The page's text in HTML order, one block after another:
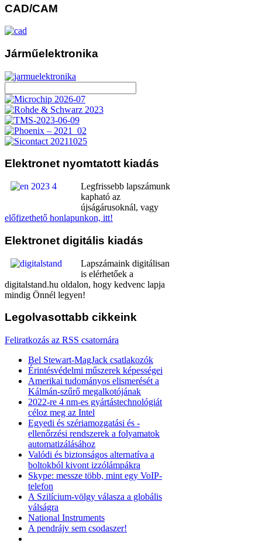
CAD/CAM
Járműelektronika
Elektronet nyomtatott kiadás
Legfrissebb lapszámunk
kapható az
újságárusoknál, vagy
előfizethető honlapunkon, itt!
Elektronet digitális kiadás
Lapszámaink digitálisan
is elérhetőek a
digitalstand.hu oldalon, hogy kedvenc lapja
mindig Önnél legyen!
Legolvasottabb cikkeink
Feliratkozás az RSS csatornára
Bel Stewart-MagJack csatlakozók
Érintésvédelmi műszerek képességei
Amerikai tudományos elismerését a
Kálmán-szűrő megalkotójának
2022-re 4 nm-es gyártástechnológiát
céloz meg az Intel
Egyedi és szériamozgatási és -
ellenőrzési rendszerek a folyamatok
automatizálásához
Valódi és biztonságos alternatíva a
boltokból kivont izzólámpákra
Skype: messze több, mint egy VoIP-
telefon
A Szilícium-völgy válasza a globális
válságra
National Instruments
A pendrájv sem csodaszer!